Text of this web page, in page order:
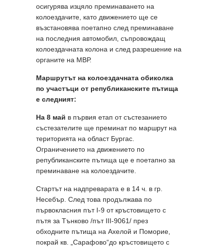
осигурява изцяло преминаването на
колоездачите, като движението ще се
възстановява поетапно след преминаване
на последния автомобил, съпровождащ
колоездачната колона и след разрешение на
органите на МВР.
Маршрутът на колоездачната обиколка
по участъци от републиканските пътища
е следният:
На 8 май в първия етап от състезанието
състезателите ще преминат по маршрут на
територията на област Бургас.
Ограничението на движението по
републиканските пътища ще е поетапно за
преминаване на колоездачите.
Стартът на надпреварата е в 14 ч. в гр.
Несебър. След това продължава по
първокласния път I-9 от кръстовището с
пътя за Тънково /път III-9061/ през
обходните пътища на Ахелой и Поморие,
покрай кв. „Сарафово“до кръстовището с